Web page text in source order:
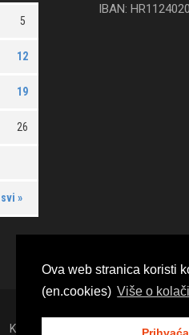
svi »
5
12
19
26
IBAN:
KUGLAČKI KLUB
Ova web stranica koristi
(en.cookies) Više o